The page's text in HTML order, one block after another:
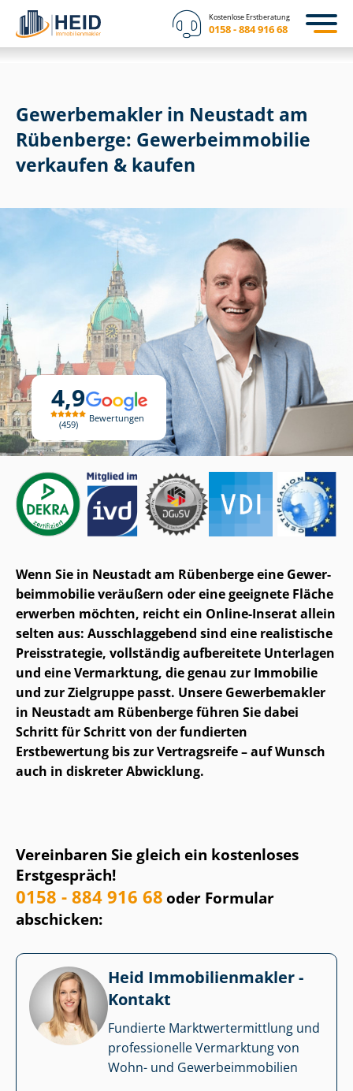
Kostenlose Erstberatung
0158 - 884 916 68
4,9
459
Bewertungen
Gewerbemakler in Neustadt am
Rübenberge: Ge­wer­be­im­mo­bi­lie
verkaufen & kaufen
Wenn Sie in Neustadt am Rübenberge eine Ge­wer­
be­im­mo­bi­lie veräußern oder eine geeignete Fläche
erwerben möchten, reicht ein Online-Inserat allein
selten aus: Ausschlaggebend sind eine realistische
Preisstrategie, vollständig aufbereitete Unterlagen
und eine Vermarktung, die genau zur Immobilie
und zur Zielgruppe passt. Unsere Gewerbemakler
in Neustadt am Rübenberge führen Sie dabei
Schritt für Schritt von der fundierten
Erstbewertung bis zur Vertragsreife – auf Wunsch
auch in diskreter Abwicklung.
Vereinbaren Sie gleich ein kostenloses
Erstgespräch!
0158 - 884 916 68oder Formular
abschicken:
Heid Im­mo­bi­li­en­mak­ler -
Kontakt
Fundierte Markt­wert­ermitt­lung und
professionelle Vermarktung von
Wohn- und Ge­wer­be­im­mo­bi­li­en